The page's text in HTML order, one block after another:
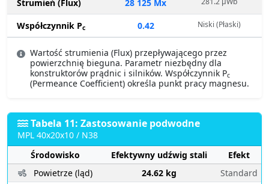
Strumień (Flux) 28 125 Mx
Współczynnik Pc 0.42 Niski (Płaski)
Wartość strumienia (Flux) przepływającego przez
powierzchnię bieguna. Parametr niezbędny dla
konstruktorów prądnic i silników. Współczynnik Pc
(Permeance Coefficient) określa punkt pracy magnesu.
Tabela 11: Zastosowanie podwodne
MPL 40x20x10 / N38
Środowisko
Efektywny udźwig stali
Efekt
Powietrze (ląd)
24.62 kg Standard